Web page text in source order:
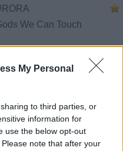
My Personal
to third parties, or
information for
use the below opt-out
note that after your
We Can Touch